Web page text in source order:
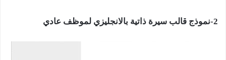
2-نموذج قالب سيرة ذاتية بالانجليزي لموظف عادي